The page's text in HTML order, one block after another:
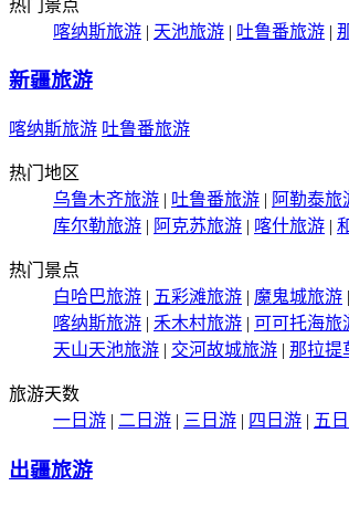
热门景点
喀纳斯旅游 | 天池旅游 | 吐鲁番旅游 |
新疆旅游
喀纳斯旅游 吐鲁番旅游
热门地区
乌鲁木齐旅游 | 吐鲁番旅游 | 阿勒泰旅
库尔勒旅游 | 阿克苏旅游 | 喀什旅游 |
热门景点
白哈巴旅游 | 五彩滩旅游 | 魔鬼城旅游 |
喀纳斯旅游 | 禾木村旅游 | 可可托海旅
天山天池旅游 | 交河故城旅游 | 那拉提
旅游天数
一日游 | 二日游 | 三日游 | 四日游 | 五
出疆旅游